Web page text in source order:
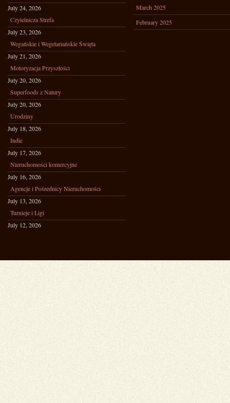
July 24, 2026
Czytelnicza Strefa
July 23, 2026
Wegańskie i Wegetariańskie Święta
July 21, 2026
Motoryzacja Przyszłości
July 20, 2026
Superfoods z Natury
July 20, 2026
Urodziny
July 18, 2026
Indie
July 17, 2026
Nieruchomości komercyjne
July 16, 2026
Agencje i Pośrednicy Nieruchomości
July 13, 2026
Turnieje i Ligi
July 12, 2026
March 2025
February 2025